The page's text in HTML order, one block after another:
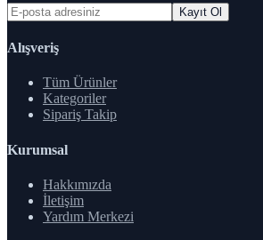
Kayıt Ol
Alışveriş
Tüm Ürünler
Kategoriler
Sipariş Takip
Kurumsal
Hakkımızda
İletişim
Yardım Merkezi